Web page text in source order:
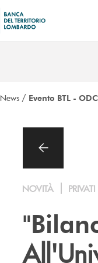
News / Evento BTL -
NOVITÀ PRIVATI